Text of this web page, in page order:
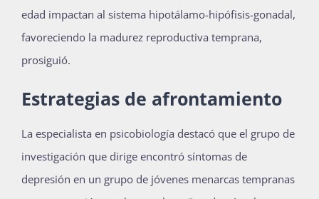
edad impactan al sistema hipotálamo-hipófisis-gonadal,
favoreciendo la madurez reproductiva temprana,
prosiguió.
Estrategias de afrontamiento
La especialista en psicobiología destacó que el grupo de
investigación que dirige encontró síntomas de
depresión en un grupo de jóvenes menarcas tempranas